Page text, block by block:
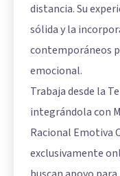
distancia. Su
sólida y la
contemporáneos
emocional.
Trabaja desde la
integrándola con
Racional Emotiva
exclusivamente